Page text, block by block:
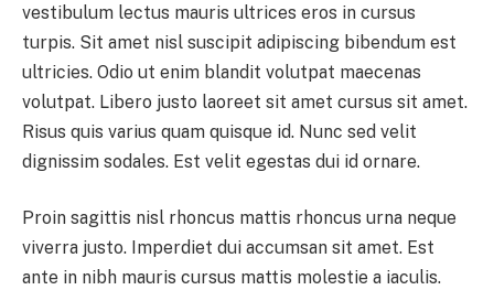
vestibulum lectus mauris ultrices eros in cursus
turpis. Sit amet nisl suscipit adipiscing bibendum est
ultricies. Odio ut enim blandit volutpat maecenas
volutpat. Libero justo laoreet sit amet cursus sit amet.
Risus quis varius quam quisque id. Nunc sed velit
dignissim sodales. Est velit egestas dui id ornare.
Proin sagittis nisl rhoncus mattis rhoncus urna neque
viverra justo. Imperdiet dui accumsan sit amet. Est
ante in nibh mauris cursus mattis molestie a iaculis.